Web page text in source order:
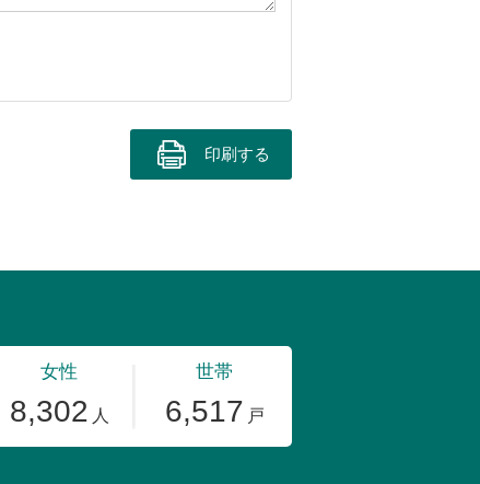
印刷する